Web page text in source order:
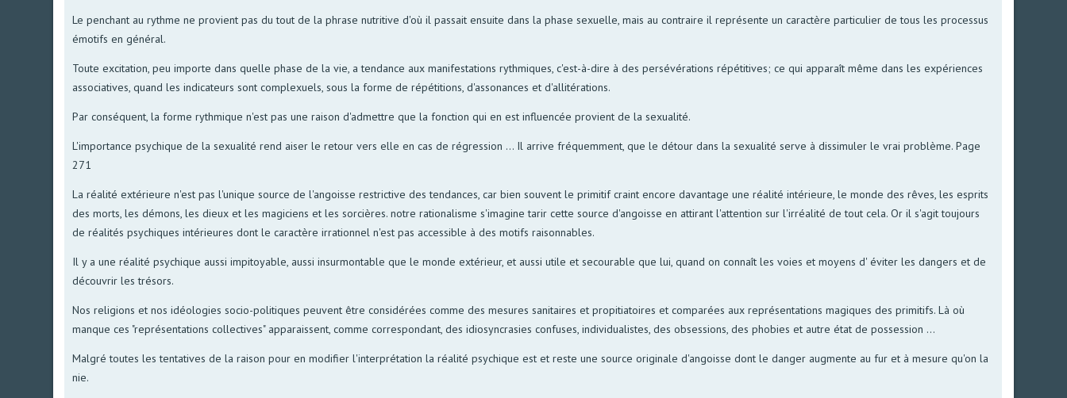
Le penchant au rythme ne provient pas du tout de la phrase nutritive d'où il passait ensuite dans la phase sexuelle, mais au contraire il représente un caractère particulier de tous les processus
émotifs en général.
Toute excitation, peu importe dans quelle phase de la vie, a tendance aux manifestations rythmiques, c'est-à-dire à des persévérations répétitives; ce qui apparaît même dans les expériences
associatives, quand les indicateurs sont complexuels, sous la forme de répétitions, d'assonances et d'allitérations.
Par conséquent, la forme rythmique n'est pas une raison d'admettre que la fonction qui en est influencée provient de la sexualité.
L'importance psychique de la sexualité rend aiser le retour vers elle en cas de régression ... Il arrive fréquemment, que le détour dans la sexualité serve à dissimuler le vrai problème. Page
271
La réalité extérieure n'est pas l'unique source de l'angoisse restrictive des tendances, car bien souvent le primitif craint encore davantage une réalité intérieure, le monde des rêves, les esprits
des morts, les démons, les dieux et les magiciens et les sorcières. notre rationalisme s'imagine tarir cette source d'angoisse en attirant l'attention sur l'irréalité de tout cela. Or il s'agit toujours
de réalités psychiques intérieures dont le caractère irrationnel n'est pas accessible à des motifs raisonnables.
Il y a une réalité psychique aussi impitoyable, aussi insurmontable que le monde extérieur, et aussi utile et secourable que lui, quand on connaît les voies et moyens d' éviter les dangers et de
découvrir les trésors.
Nos religions et nos idéologies socio-politiques peuvent être considérées comme des mesures sanitaires et propitiatoires et comparées aux représentations magiques des primitifs. Là où
manque ces "représentations collectives" apparaissent, comme correspondant, des idiosyncrasies confuses, individualistes, des obsessions, des phobies et autre état de possession ...
Malgré toutes les tentatives de la raison pour en modifier l'interprétation la réalité psychique est et reste une source originale d'angoisse dont le danger augmente au fur et à mesure qu'on la
nie.